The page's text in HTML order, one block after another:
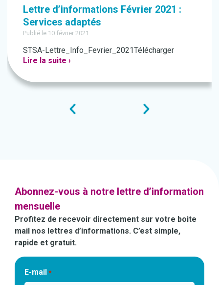
Lettre d’informations Février 2021 :
Services adaptés
Publié le 10 février 2021
STSA-Lettre_Info_Fevrier_2021Télécharger
Lire la suite ›
Abonnez-vous à notre lettre d’information
mensuelle
Profitez de recevoir directement sur votre boite
mail nos lettres d’informations. C’est simple,
rapide et gratuit.
E-mail *